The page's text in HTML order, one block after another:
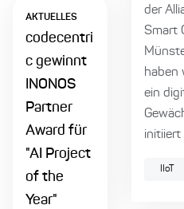
AKTUELLES
codecentri
c gewinnt
INONOS
Partner
Award für
"AI Project
of the
Year"
der
Smart
haben
ein
initiiert
IIoT